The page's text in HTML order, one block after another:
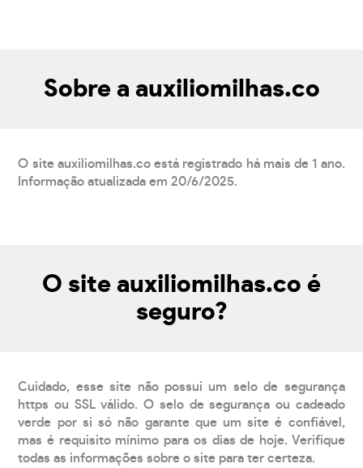
Sobre a auxiliomilhas.co
O site auxiliomilhas.co está registrado há mais de 1 ano.
Informação atualizada em 20/6/2025.
O site auxiliomilhas.co é
seguro?
Cuidado, esse site não possui um selo de segurança
https ou SSL válido. O selo de segurança ou cadeado
verde por si só não garante que um site é confiável,
mas é requisito mínimo para os dias de hoje. Verifique
todas as informações sobre o site para ter certeza.